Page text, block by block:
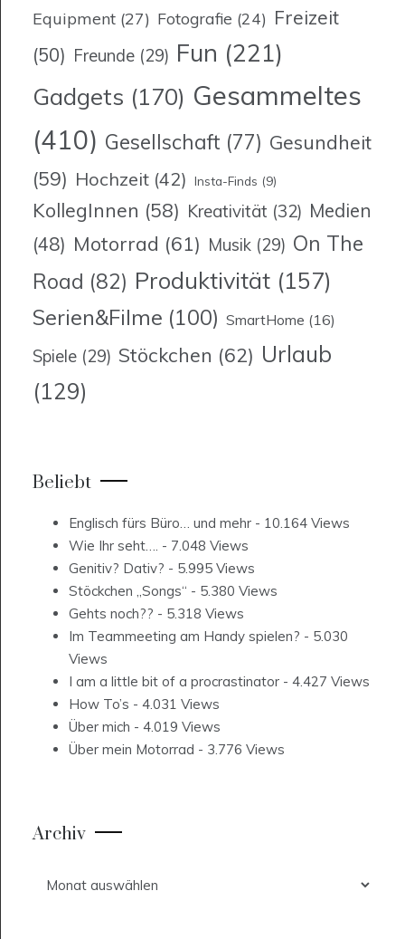
Equipment (27) Fotografie (24) Freizeit
(50) Freunde (29) Fun (221)
Gadgets (170) Gesammeltes
(410) Gesellschaft (77) Gesundheit
(59) Hochzeit (42) Insta-Finds (9)
KollegInnen (58) Kreativität (32) Medien
(48) Motorrad (61) Musik (29) On The
Road (82) Produktivität (157)
Serien&Filme (100) SmartHome (16)
Spiele (29) Stöckchen (62) Urlaub
(129)
Beliebt
Englisch fürs Büro… und mehr - 10.164 Views
Wie Ihr seht…. - 7.048 Views
Genitiv? Dativ? - 5.995 Views
Stöckchen „Songs“ - 5.380 Views
Gehts noch?? - 5.318 Views
Im Teammeeting am Handy spielen? - 5.030
Views
I am a little bit of a procrastinator - 4.427 Views
How To’s - 4.031 Views
Über mich - 4.019 Views
Über mein Motorrad - 3.776 Views
Archiv